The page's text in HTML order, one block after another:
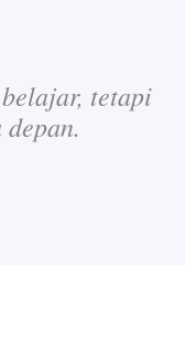
tetapi